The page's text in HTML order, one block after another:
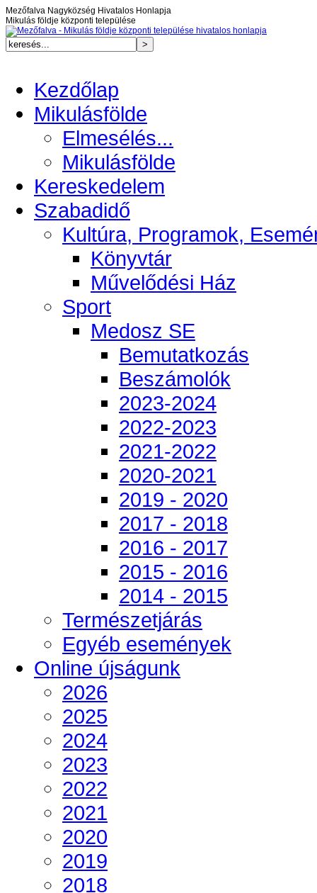
Mezőfalva Nagyközség Hivatalos Honlapja
Mikulás földje központi települése
Kezdőlap
Mikulásfölde
Elmesélés...
Mikulásfölde
Kereskedelem
Szabadidő
Kultúra, Programok,
Könyvtár
Művelődési Ház
Sport
Medosz SE
Bemutatkozás
Beszámolók
2023-2024
2022-2023
2021-2022
2020-2021
2019 - 2020
2017 - 2018
2016 - 2017
2015 - 2016
2014 - 2015
Természetjárás
Egyéb események
Online újságunk
2026
2025
2024
2023
2022
2021
2020
2019
2018